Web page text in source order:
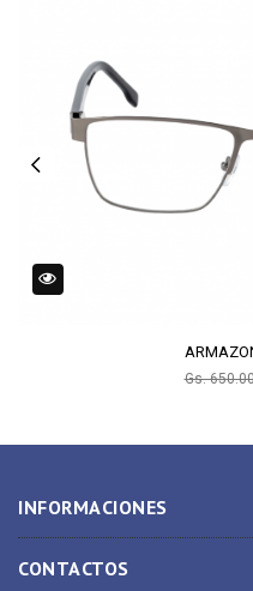
Gs.
INFORMACIONES
CONTACTOS